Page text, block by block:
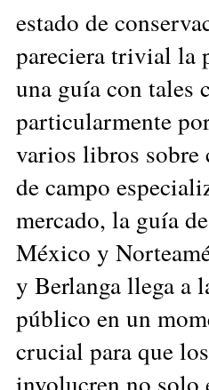
estado de
pareciera trivial la
una guía con tales
particularmente
varios libros
de campo
mercado, la guía
México y
y Berlanga llega a
público en un
crucial para que
involucren no solo